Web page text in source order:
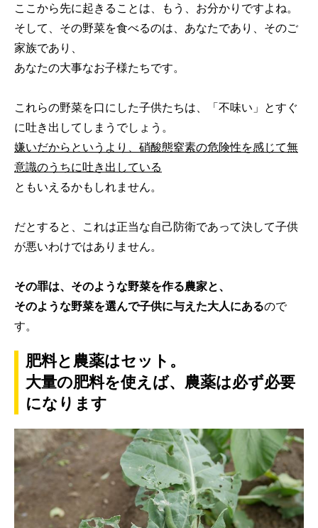
ここから先に起きることは、もう、お分かりですよね。
そして、その野菜を食べるのは、あなたであり、そのご
家族であり、
あなたの大事なお子様たちです。
これらの野菜を口にした子供たちは、「不味い」とすぐ
に吐き出してしまうでしょう。
嫌いだからというより、硝酸態窒素の危険性を感じて無
意識のうちに吐き出している
ともいえるかもしれません。
だとすると、これは正当な自己防衛であって決して子供
が悪いわけではありません。
その罪は、そのような野菜を作る農家と、
そのような野菜を選んで子供に与えた大人にあるので
す。
肥料と農薬はセット。
大量の肥料を使えば、農薬は必ず必要
になります